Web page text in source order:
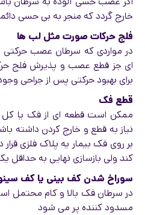
خارج گردد که منجر به بی حسی
فلج حرکات صورت مثل لب ها
در مواردی که سرطان عصب حرکتی
ای جز قطع عصب و پذیرش فلج
برای بهبود حرکتی پس از جراحی
قطع فک
ممکن است قطعه ای از فک یا
نیاز به قطع و خارج کردن داشته
بر روی فک بیمار یه پلاک فلزی
کند ولی بازسازی نهایی به
سوراخ شدن کف بینی یا کف
در سرطان فک بالا و کام محتمل
مسدود کننده پر می شود